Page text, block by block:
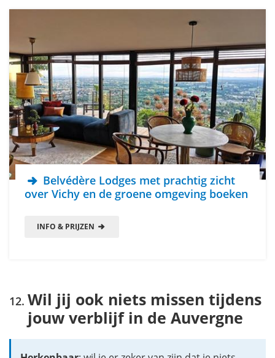
Belvédère Lodges met prachtig zicht
over Vichy en de groene omgeving boeken
INFO & PRIJZEN
Wil jij ook niets missen tijdens
jouw verblijf in de Auvergne